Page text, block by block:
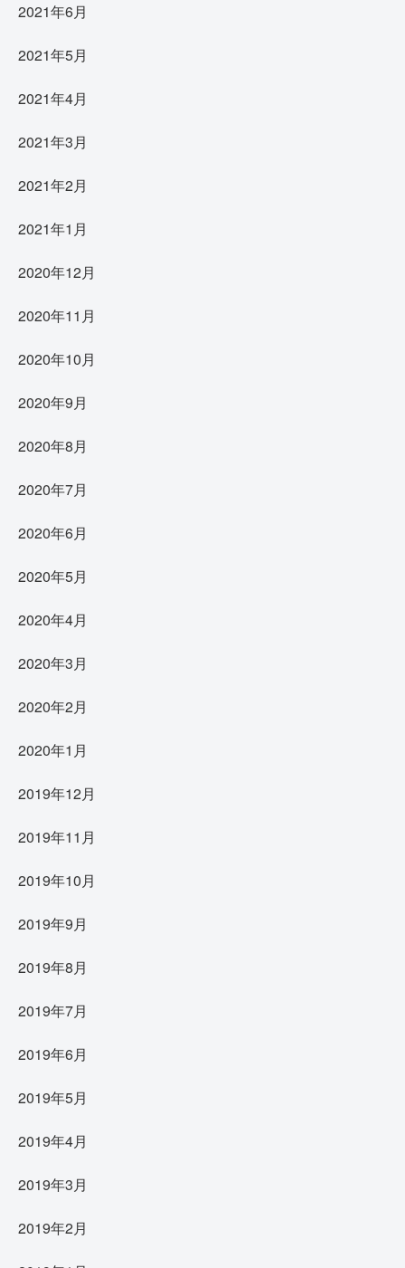
2021年6月
2021年5月
2021年4月
2021年3月
2021年2月
2021年1月
2020年12月
2020年11月
2020年10月
2020年9月
2020年8月
2020年7月
2020年6月
2020年5月
2020年4月
2020年3月
2020年2月
2020年1月
2019年12月
2019年11月
2019年10月
2019年9月
2019年8月
2019年7月
2019年6月
2019年5月
2019年4月
2019年3月
2019年2月